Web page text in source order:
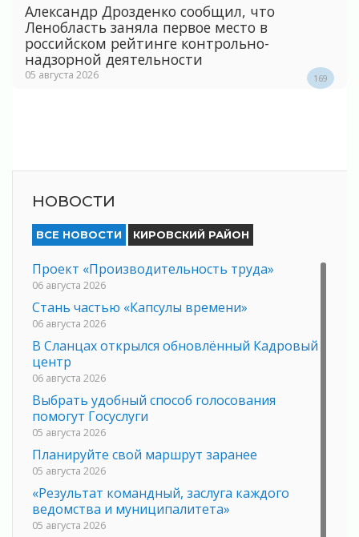
Александр Дрозденко сообщил, что
Ленобласть заняла первое место в
российском рейтинге контрольно-
надзорной деятельности
05 августа 2026 169
НОВОСТИ
ВСЕ НОВОСТИ КИРОВСКИЙ РАЙОН
Проект «Производительность труда»
06 августа 2026
Стань частью «Капсулы времени»
06 августа 2026
В Сланцах открылся обновлённый Кадровый
центр
06 августа 2026
Выбрать удобный способ голосования
помогут Госуслуги
05 августа 2026
Планируйте свой маршрут заранее
05 августа 2026
«Результат командный, заслуга каждого
ведомства и муниципалитета»
05 августа 2026